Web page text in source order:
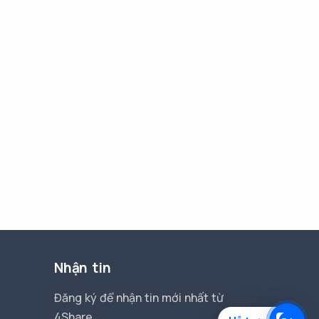
Nhận tin
Đăng ký để nhận tin mới nhất từ